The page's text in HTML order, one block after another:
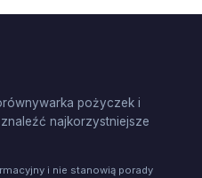
pożyczek i
najkorzystniejsze
i nie stanowią porady